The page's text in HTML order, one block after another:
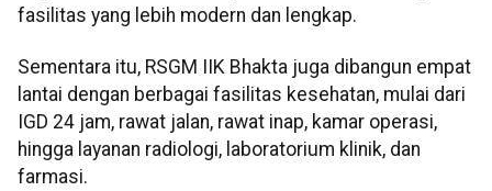
fasilitas yang lebih modern dan lengkap.
Sementara itu, RSGM IIK Bhakta juga dibangun empat
lantai dengan berbagai fasilitas kesehatan, mulai dari
IGD 24 jam, rawat jalan, rawat inap, kamar operasi,
hingga layanan radiologi, laboratorium klinik, dan
farmasi.